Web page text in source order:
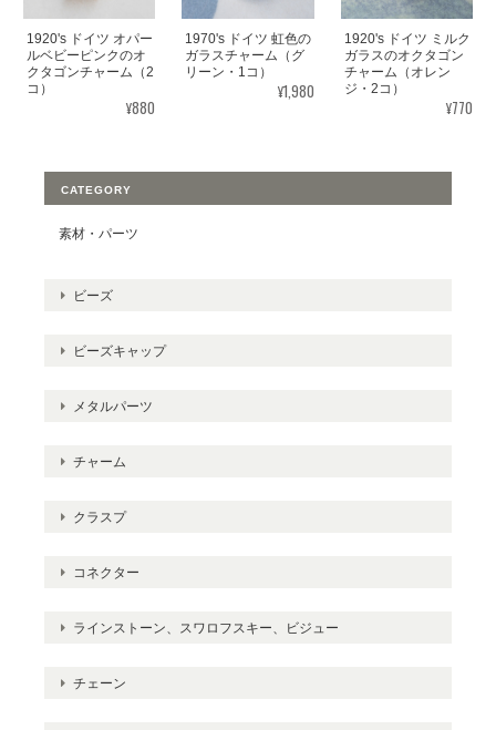
1920's ドイツ オパー
ルベビーピンクのオ
クタゴンチャーム（2
コ）
¥880
1970's ドイツ 虹色の
ガラスチャーム（グ
リーン・1コ）
¥1,980
1920's ドイツ ミルク
ガラスのオクタゴン
チャーム（オレン
ジ・2コ）
¥770
CATEGORY
素材・パーツ
ビーズ
ビーズキャップ
メタルパーツ
チャーム
クラスプ
コネクター
ラインストーン、スワロフスキー、ビジュー
チェーン